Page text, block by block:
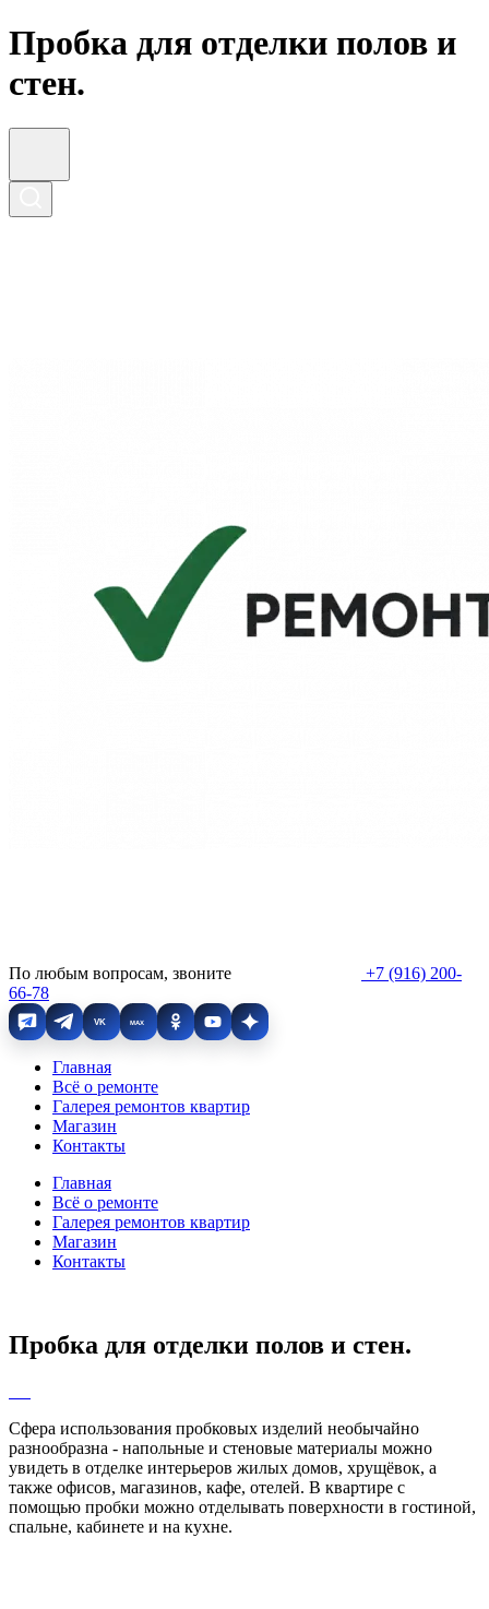
Пробка для отделки полов и
стен.
По любым вопросам, звоните
+7 (916) 200-
66-78
VK MAX
Главная
Всё о ремонте
Галерея ремонтов квартир
Магазин
Контакты
Главная
Всё о ремонте
Галерея ремонтов квартир
Магазин
Контакты
Пробка для отделки полов и стен.
Сфера использования пробковых изделий необычайно
разнообразна - напольные и стеновые материалы можно
увидеть в отделке интерьеров жилых домов, хрущёвок, а
также офисов, магазинов, кафе, отелей. В квартире с
помощью пробки можно отделывать поверхности в гостиной,
спальне, кабинете и на кухне.